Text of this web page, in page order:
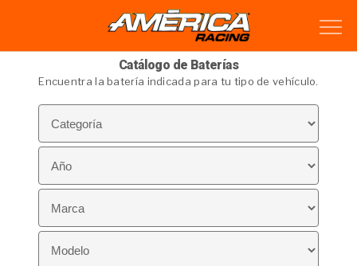
Catálogo de Baterías
Encuentra la batería indicada para tu tipo de vehículo.